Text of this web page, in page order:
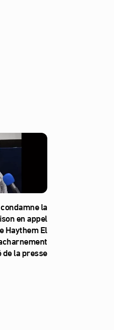
la
en appel
Haythem El
la presse